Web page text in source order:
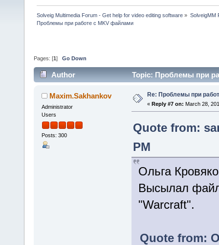
Solveig Multimedia Forum - Get help for video editing software » SolveigMM
Проблемы при работе с MKV файлами
Pages: [1 ] Go Down
Author Topic: Проблемы при
Maxim.Sakhankov
Administrator
Users
Posts: 300
Re: Проблемы при
« Reply #7 on: March 28,
Quote from:
PM
Ольга
Высылал
"Warcraft".
Quote from: